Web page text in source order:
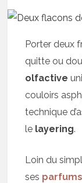
Porter deux
quitte ou
olfactive
couloirs
technique
le layering.
Loin du
ses